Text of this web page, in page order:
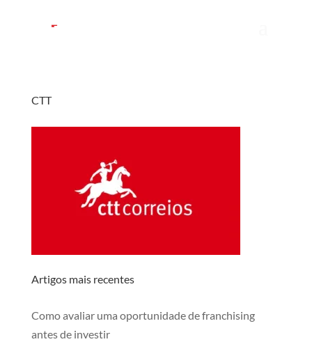
CTT
Artigos mais recentes
Como avaliar uma oportunidade de franchising
antes de investir